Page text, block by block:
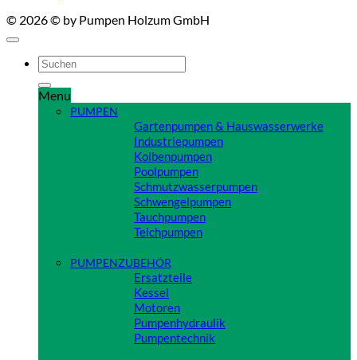
© 2026 © by Pumpen Holzum GmbH
Suchen
nach:
Menu
PUMPEN
Gartenpumpen & Hauswasserwerke
Industriepumpen
Kolbenpumpen
Poolpumpen
Schmutzwasserpumpen
Schwengelpumpen
Tauchpumpen
Teichpumpen
PUMPENZUBEHÖR
Ersatzteile
Kessel
Motoren
Pumpenhydraulik
Pumpentechnik